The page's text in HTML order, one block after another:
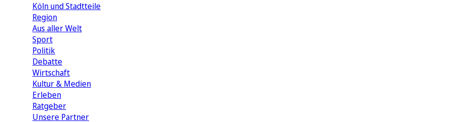
Köln und Stadtteile
Region
Aus aller Welt
Sport
Politik
Debatte
Wirtschaft
Kultur & Medien
Erleben
Ratgeber
Unsere Partner